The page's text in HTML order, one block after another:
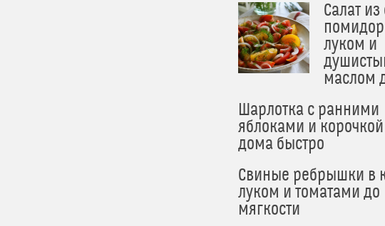
Салат
луком и
маслом
Шарлотка с ранними
яблоками и
дома быстро
Свиные ребрышки в
луком и томатами до
мягкости